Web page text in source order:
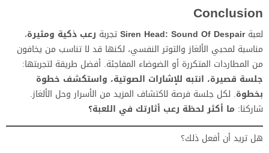
Conclusion
لعبةSiren Head: Sound Of Despairتجربة رعب ذكية ومثيرة،
مناسبة لمحبي الألغاز والتوتر النفسي، لكنها قد لا تناسب من يخافون
من المطاردات المتكررة أو الضوضاء المفاجئة. أفضل طريقة لتجربتها:
جلسة قصيرة، انتبه للإشارات الصوتية، واستكشف خطوة
بخطوة. لكل جلسة فرصة لاكتشاف المزيد من الأسرار وحل الألغاز.
شاركنا: ما أكثر لحظة رعب أثارتك في اللعبة؟
هل تريد أن أفعل ذلك؟